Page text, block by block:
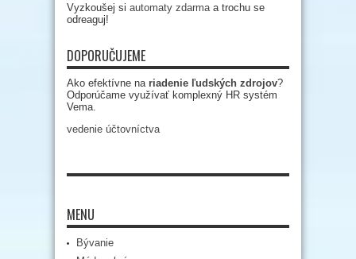
Vyzkoušej si automaty zdarma a trochu se
odreaguj!
DOPORUČUJEME
Ako efektívne na riadenie ľudských zdrojov?
Odporúčame využívať komplexný HR systém
Vema.
vedenie účtovníctva
MENU
Bývanie